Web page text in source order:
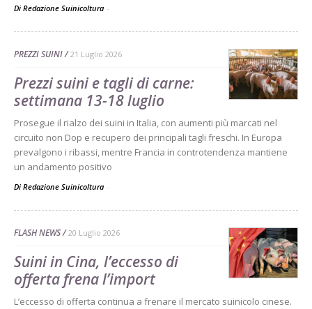
Di Redazione Suinicoltura -
PREZZI SUINI 21 Luglio 2026
Prezzi suini e tagli di carne:
settimana 13-18 luglio
Prosegue il rialzo dei suini in Italia, con aumenti più marcati nel
circuito non Dop e recupero dei principali tagli freschi. In Europa
prevalgono i ribassi, mentre Francia in controtendenza mantiene
un andamento positivo
Di Redazione Suinicoltura -
FLASH NEWS 20 Luglio 2026
Suini in Cina, l’eccesso di
offerta frena l’import
L’eccesso di offerta continua a frenare il mercato suinicolo cinese.